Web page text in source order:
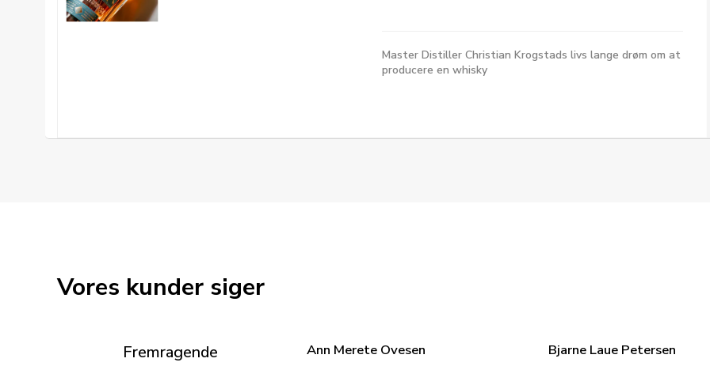
Master Distiller Christian Krogstads livs lange drøm om at
producere en whisky
Vores kunder siger
Fremragende Ann Merete Ovesen Bjarne Laue Petersen